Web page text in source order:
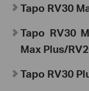
Tapo RV30
Tapo RV30
Max Plus/
Tapo RV30